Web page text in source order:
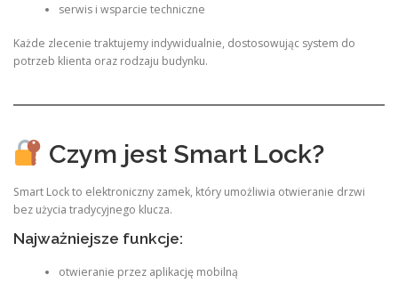
serwis i wsparcie techniczne
Każde zlecenie traktujemy indywidualnie, dostosowując system do
potrzeb klienta oraz rodzaju budynku.
Czym jest Smart Lock?
Smart Lock to elektroniczny zamek, który umożliwia otwieranie drzwi
bez użycia tradycyjnego klucza.
Najważniejsze funkcje:
otwieranie przez aplikację mobilną